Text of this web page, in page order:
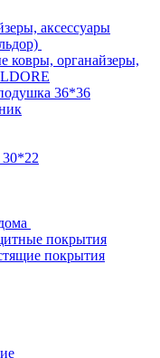
аксессуары
ковры, органайзеры,
36*36
покрытия
покрытия